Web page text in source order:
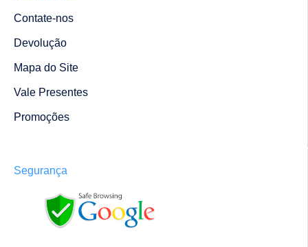
Contate-nos
Devolução
Mapa do Site
Vale Presentes
Promoções
Segurança